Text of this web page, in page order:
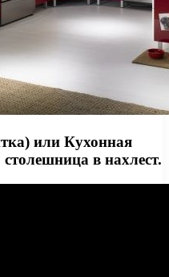
или Кухонная
в нахлест.